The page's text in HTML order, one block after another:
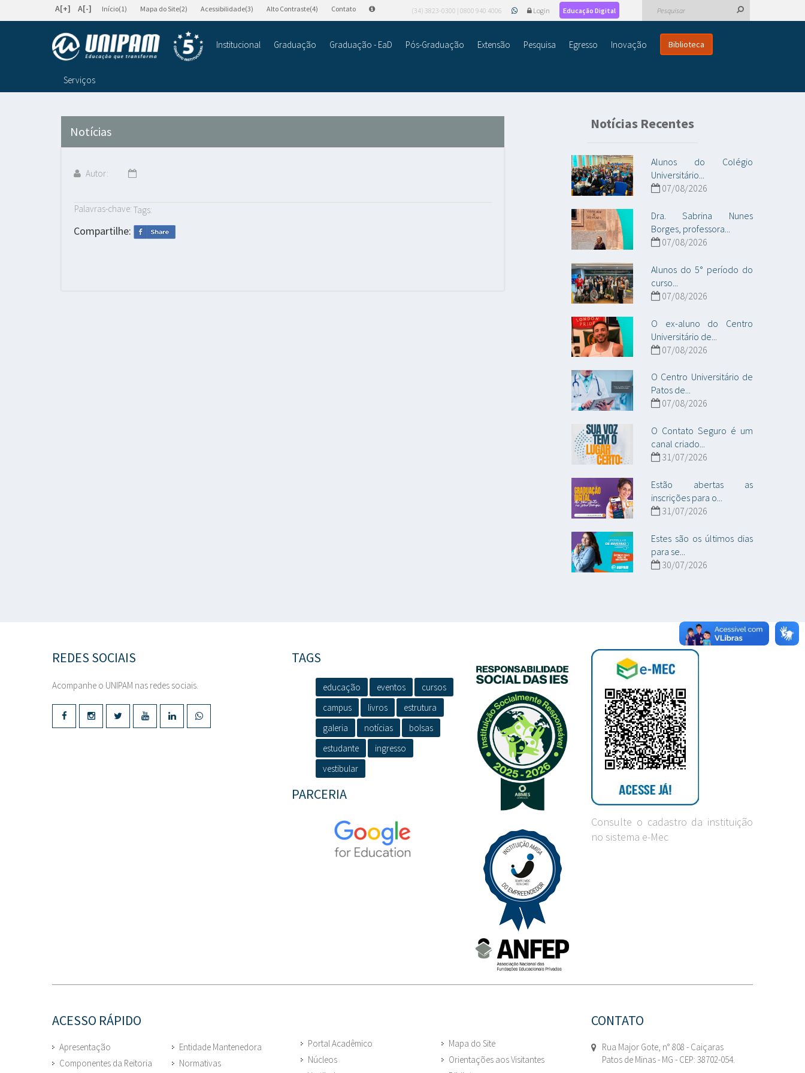
A[+] A[-] Início(1) Mapa do Site(2) Acessibilidade(3) Alto Contraste(4) Contato (34) 3823-0300 | 0800 940 4006 Login Educação Digital
Institucional Graduação Graduação - EaD Pós-Graduação Extensão Pesquisa Egresso Inovação Biblioteca
Serviços
Notícias
Autor:
Palavras-chave: Tags:
Compartilhe:
Notícias Recentes
Alunos do Colégio
Universitário...
07/08/2026
Dra. Sabrina Nunes
Borges, professora...
07/08/2026
Alunos do 5° período do
curso...
07/08/2026
O ex-aluno do Centro
Universitário de...
07/08/2026
O Centro Universitário de
Patos de...
07/08/2026
O Contato Seguro é um
canal criado...
31/07/2026
Estão abertas as
inscrições para o...
31/07/2026
Estes são os últimos dias
para se...
30/07/2026
REDES SOCIAIS
Acompanhe o UNIPAM nas redes sociais.
TAGS
educação eventos
cursos
campus
livros
estrutura
galeria
notícias
bolsas
estudante
ingresso
vestibular
PARCERIA
Consulte o cadastro da instituição
no sistema e-Mec
ACESSO RÁPIDO
Apresentação
Componentes da Reitoria
Entidade Mantenedora
Normativas
Portal Acadêmico
Núcleos
Mapa do Site
Orientações aos Visitantes
CONTATO
Rua Major Gote, n° 808 - Caiçaras
Patos de Minas - MG - CEP: 38702-054.